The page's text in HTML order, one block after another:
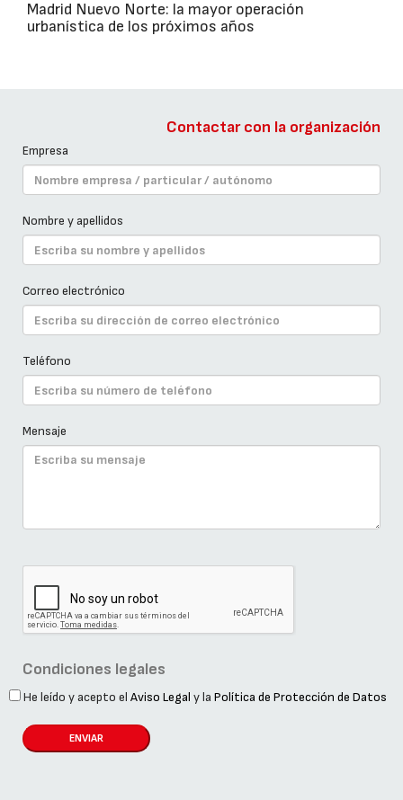
Madrid Nuevo Norte: la mayor operación
urbanística de los próximos años
Contactar con la organización
Empresa
Nombre y apellidos
Correo electrónico
Teléfono
Mensaje
Condiciones legales
He leído y acepto el Aviso Legal y la Política de Protección de Datos
ENVIAR